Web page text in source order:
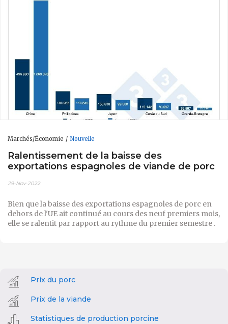
Marchés/Économie Nouvelle
Ralentissement de la baisse des
exportations espagnoles de viande de porc
29-Nov-2022
Bien que la baisse des exportations espagnoles de porc en
dehors de l'UE ait continué au cours des neuf premiers mois,
elle se ralentit par rapport au rythme du premier semestre .
Prix du porc
Prix de la viande
Statistiques de production porcine